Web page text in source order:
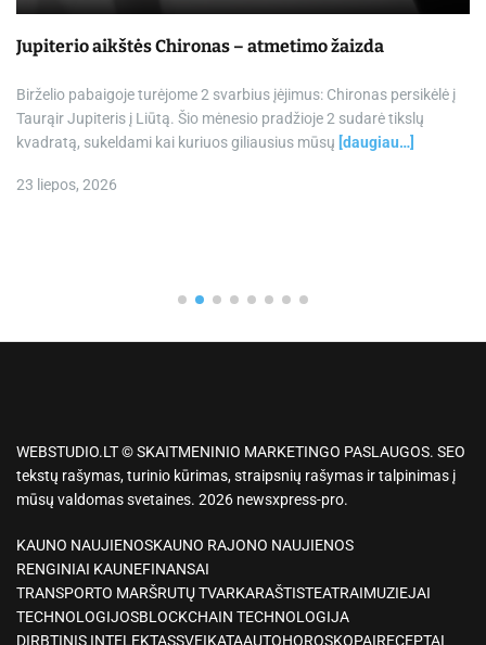
Jupiterio aikštės Chironas – atmetimo žaizda
Birželio pabaigoje turėjome 2 svarbius įėjimus: Chironas persikėlė į
Taurąir Jupiteris į Liūtą. Šio mėnesio pradžioje 2 sudarė tikslų
kvadratą, sukeldami kai kuriuos giliausius mūsų [daugiau…]
23 liepos, 2026
WEBSTUDIO.LT © SKAITMENINIO MARKETINGO PASLAUGOS. SEO
tekstų rašymas, turinio kūrimas, straipsnių rašymas ir talpinimas į
mūsų valdomas svetaines. 2026 newsxpress-pro.
KAUNO NAUJIENOSKAUNO RAJONO NAUJIENOS
RENGINIAI KAUNEFINANSAI
TRANSPORTO MARŠRUTŲ TVARKARAŠTISTEATRAIMUZIEJAI
TECHNOLOGIJOSBLOCKCHAIN TECHNOLOGIJA
DIRBTINIS INTELEKTASSVEIKATAAUTOHOROSKOPAIRECEPTAI